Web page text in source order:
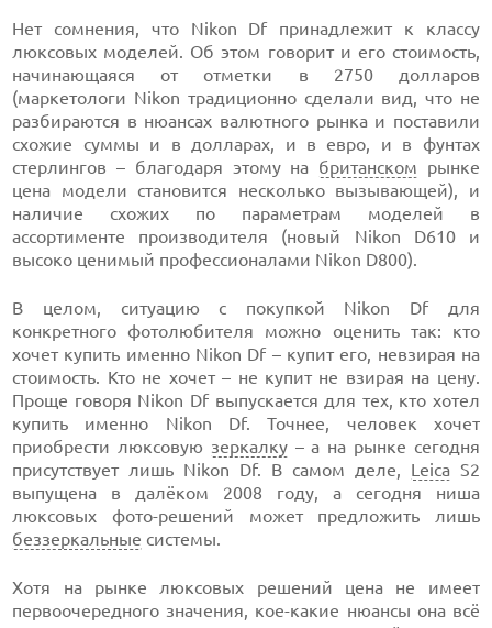
Нет сомнения, что Nikon Df принадлежит к классу
люксовых моделей. Об этом говорит и его стоимость,
начинающаяся от отметки в 2750 долларов
(маркетологи Nikon традиционно сделали вид, что не
разбираются в нюансах валютного рынка и поставили
схожие суммы и в долларах, и в евро, и в фунтах
стерлингов – благодаря этому на британском рынке
цена модели становится несколько вызывающей), и
наличие схожих по параметрам моделей в
ассортименте производителя (новый Nikon D610 и
высоко ценимый профессионалами Nikon D800).
В целом, ситуацию с покупкой Nikon Df для
конкретного фотолюбителя можно оценить так: кто
хочет купить именно Nikon Df – купит его, невзирая на
стоимость. Кто не хочет – не купит не взирая на цену.
Проще говоря Nikon Df выпускается для тех, кто хотел
купить именно Nikon Df. Точнее, человек хочет
приобрести люксовую зеркалку– а на рынке сегодня
присутствует лишь Nikon Df. В самом деле, LeicaS2
выпущена в далёком 2008 году, а сегодня ниша
люксовых фото-решений может предложить лишь
беззеркальные системы.
Хотя на рынке люксовых решений цена не имеет
первоочередного значения, кое-какие нюансы она всё